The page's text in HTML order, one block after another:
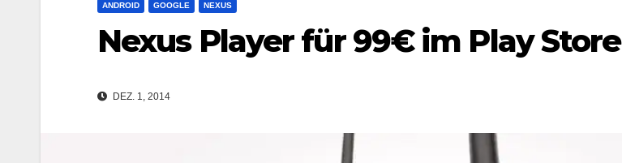
ANDROID GOOGLE NEXUS
Nexus Player für 99€ im Play Store
DEZ. 1, 2014